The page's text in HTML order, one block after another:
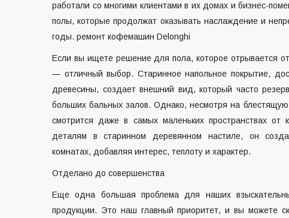
работали со многими клиентами в их домах и бизнес-
полы, которые продолжат оказывать наслаждение и
годы. ремонт кофемашин Delonghi
Если вы ищете решение для пола, которое отрывается
— отличный выбор. Старинное напольное покрытие,
древесины, создает внешний вид, который часто
больших бальных залов. Однако, несмотря на
смотрится даже в самых маленьких пространствах
деталям в старинном деревянном настиле, он
комнатах, добавляя интерес, теплоту и характер.
Отделано до совершенства
Еще одна большая проблема для наших
продукции. Это наш главный приоритет, и вы можете